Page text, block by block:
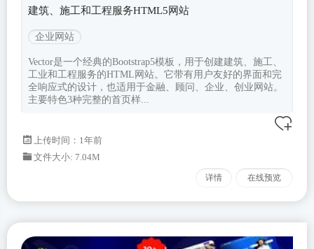
建筑、施工和工程服务HTML5网站
企业网站
Vector是一个经典的Bootstrap5模板，用于创建建筑、施工、
工业和工程服务的HTML网站。它带有用户友好的界面和完
全响应式的设计，也适用于金融、顾问、企业、创业网站。
主要特色3种完整的首页样...
上传时间：1年前
文件大小: 7.04M
详情 在线预览